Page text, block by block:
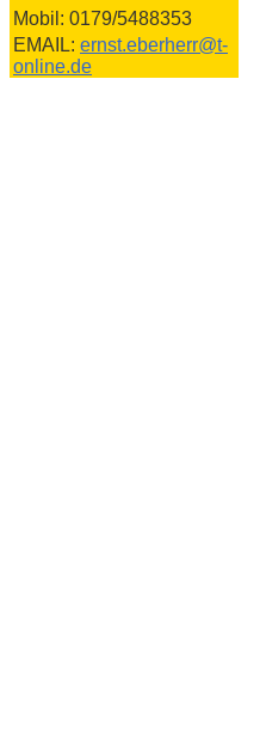
Mobil: 0179/5488353
EMAIL: ernst.eberherr@t-
online.de